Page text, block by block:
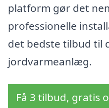
platform gør det
professionelle
det bedste tilbud til
jordvarmeanlæg.
Få 3 tilbud, gratis